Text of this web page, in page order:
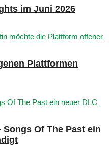
im Juni 2026
Plattformen
Of The Past ein